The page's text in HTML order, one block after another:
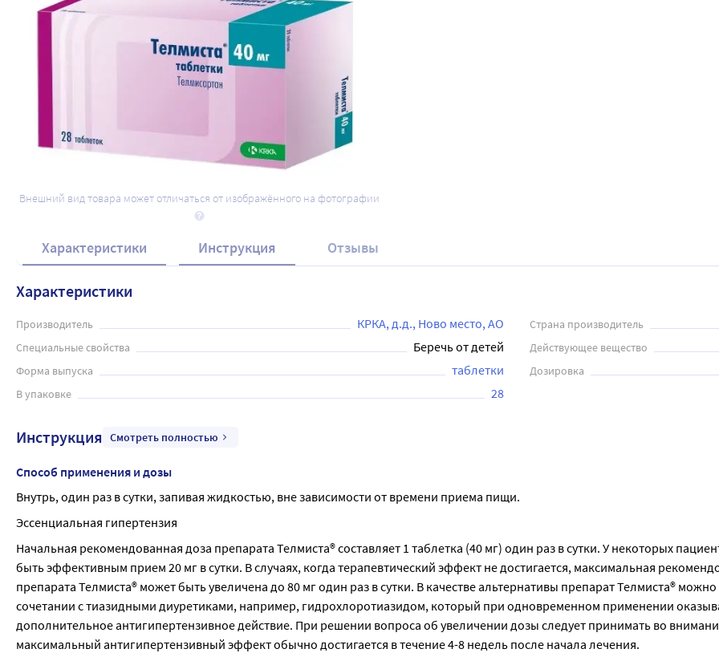
Внешний вид товара может отличаться от изображённого на фотографии
Характеристики Инструкция Отзывы
Характеристики
Производитель КРКА, д.д., Ново место, АО Страна производитель
Специальные свойства Беречь от детей Действующее вещество
Форма выпуска таблетки Дозировка
В упаковке 28
Инструкция Смотреть полностью
Способ применения и дозы
Внутрь, один раз в сутки, запивая жидкостью, вне зависимости от времени приема пищи.
Эссенциальная гипертензия
Начальная рекомендованная доза препарата Телмиста® составляет 1 таблетка (40 мг) один раз в сутки. У некоторых
быть эффективным прием 20 мг в сутки. В случаях, когда терапевтический эффект не достигается, максимальная
препарата Телмиста® может быть увеличена до 80 мг один раз в сутки. В качестве альтернативы препарат Телмиста®
сочетании с тиазидными диуретиками, например, гидрохлоротиазидом, который при одновременном применении
дополнительное антигипертензивное действие. При решении вопроса об увеличении дозы следует принимать во
максимальный антигипертензивный эффект обычно достигается в течение 4-8 недель после начала лечения.